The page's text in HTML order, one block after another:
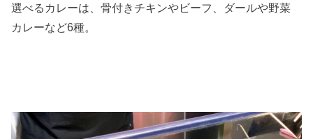
選べるカレーは、骨付きチキンやビーフ、ダールや野菜
カレーなど6種。